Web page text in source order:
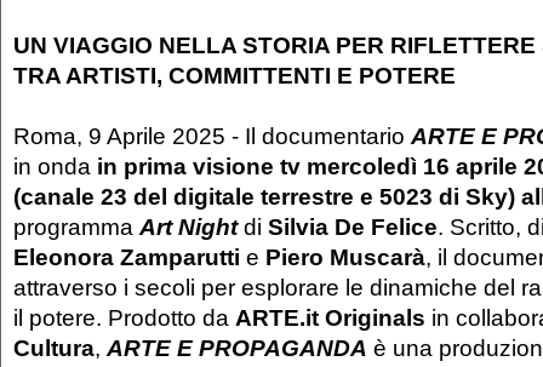
UN VIAGGIO NELLA STORIA PER
TRA ARTISTI, COMMITTENTI E POTERE
Roma, 9 Aprile 2025 - Il documentario ARTE E
in onda in prima visione tv mercoledì 16 aprile
(canale 23 del digitale terrestre e 5023 di Sky)
programma Art Nightdi Silvia De Felice. Scritto,
Eleonora Zamparutti e Piero Muscarà, il
attraverso i secoli per esplorare le dinamiche del
il potere. Prodotto da ARTE.it Originals in
Cultura, ARTE E PROPAGANDA è una